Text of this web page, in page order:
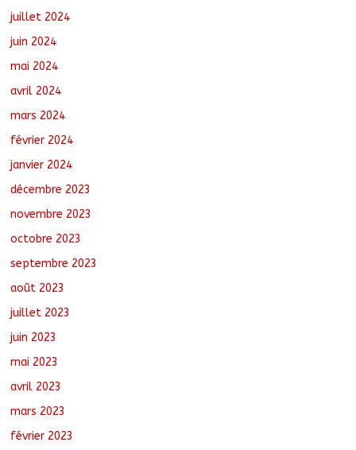
juillet 2024
juin 2024
mai 2024
avril 2024
mars 2024
février 2024
janvier 2024
décembre 2023
novembre 2023
octobre 2023
septembre 2023
août 2023
juillet 2023
juin 2023
mai 2023
avril 2023
mars 2023
février 2023